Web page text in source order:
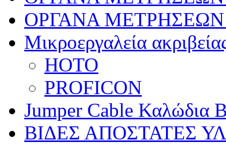
ΟΡΓΑΝΑ ΜΕΤΡΗΣΕΩΝ
Μικροεργαλεία
HOTO
PROFICON
Jumper Cable Καλώδια
ΒΙΔΕΣ ΑΠΟΣΤΑΤΕΣ